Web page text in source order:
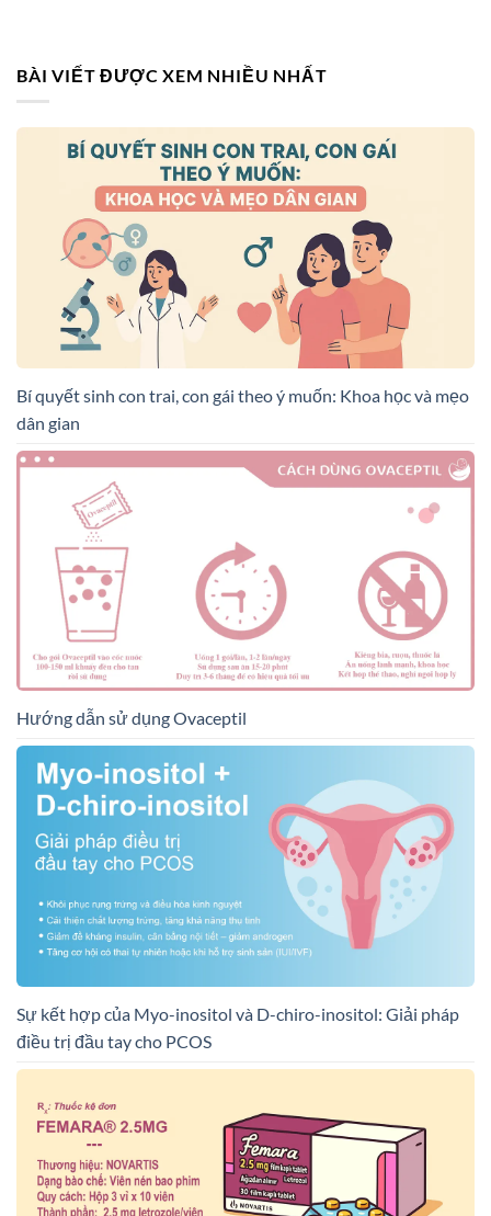
BÀI VIẾT ĐƯỢC XEM NHIỀU NHẤT
Bí quyết sinh con trai, con gái theo ý muốn: Khoa học và mẹo
dân gian
Hướng dẫn sử dụng Ovaceptil
Sự kết hợp của Myo-inositol và D-chiro-inositol: Giải pháp
điều trị đầu tay cho PCOS